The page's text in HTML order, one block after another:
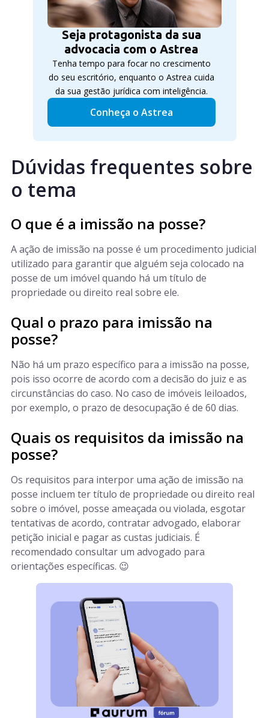
Seja protagonista da sua
advocacia com o Astrea
Tenha tempo para focar no crescimento
do seu escritório, enquanto o Astrea cuida
da sua gestão jurídica com inteligência.
Conheça o Astrea
Dúvidas frequentes sobre
o tema
O que é a imissão na posse?
A ação de imissão na posse é um procedimento judicial
utilizado para garantir que alguém seja colocado na
posse de um imóvel quando há um título de
propriedade ou direito real sobre ele.
Qual o prazo para imissão na
posse?
Não há um prazo específico para a imissão na posse,
pois isso ocorre de acordo com a decisão do juiz e as
circunstâncias do caso. No caso de imóveis leiloados,
por exemplo, o prazo de desocupação é de 60 dias.
Quais os requisitos da imissão na
posse?
Os requisitos para interpor uma ação de imissão na
posse incluem ter título de propriedade ou direito real
sobre o imóvel, posse ameaçada ou violada, esgotar
tentativas de acordo, contratar advogado, elaborar
petição inicial e pagar as custas judiciais. É
recomendado consultar um advogado para
orientações específicas. 😉